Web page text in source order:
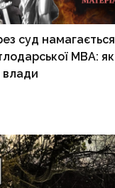
суд
МВА:
влади